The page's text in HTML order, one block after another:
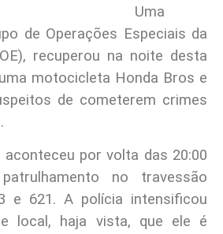
Uma
de Operações Especiais da
recuperou na noite desta
motocicleta Honda Bros e
de cometerem crimes
por volta das 20:00
no travessão
e 621. A polícia intensificou
local, haja vista, que ele é